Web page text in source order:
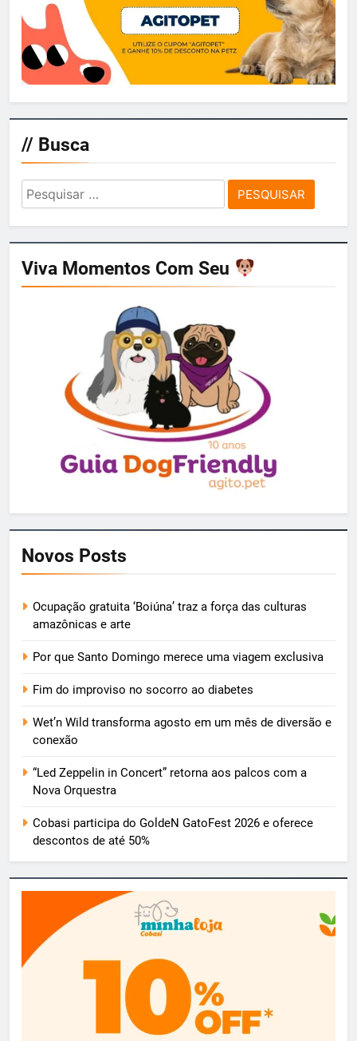
// Busca
Pesquisar
por:
Viva Momentos Com Seu
Novos Posts
Ocupação gratuita ‘Boiúna’ traz a força das culturas
amazônicas e arte
Por que Santo Domingo merece uma viagem exclusiva
Fim do improviso no socorro ao diabetes
Wet’n Wild transforma agosto em um mês de diversão e
conexão
“Led Zeppelin in Concert” retorna aos palcos com a
Nova Orquestra
Cobasi participa do GoldeN GatoFest 2026 e oferece
descontos de até 50%